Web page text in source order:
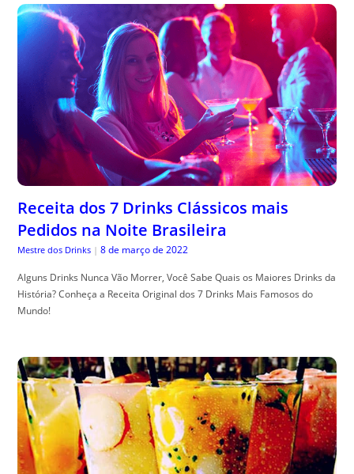
Receita dos 7 Drinks Clássicos mais
Pedidos na Noite Brasileira
Mestre dos Drinks | 8 de março de 2022
Alguns Drinks Nunca Vão Morrer, Você Sabe Quais os Maiores Drinks da
História? Conheça a Receita Original dos 7 Drinks Mais Famosos do
Mundo!